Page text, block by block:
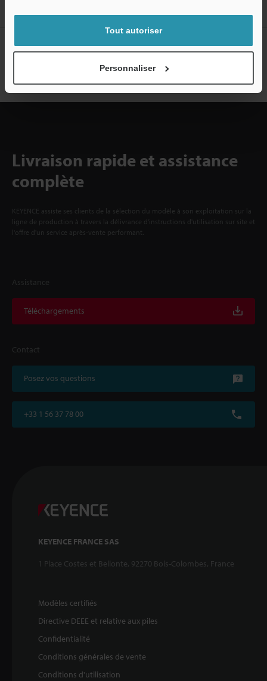
Tout autoriser
Personnaliser
Abonnement à la lettre
S'abonner
Livraison rapide et assistance
complète
KEYENCE assiste ses clients de la sélection du modèle à son exploitation sur la
ligne de production à travers la délivrance d'instructions d'utilisation sur site et
l'offre d'un service après-vente performant.
Assistance
Téléchargements
Contact
Posez vos questions
+33 1 56 37 78 00
KEYENCE FRANCE SAS
1 Place Costes et Bellonte, 92270 Bois-Colombes, France
Modèles certifiés
Directive DEEE et relative aux piles
Confidentialité
Conditions générales de vente
Conditions d'utilisation